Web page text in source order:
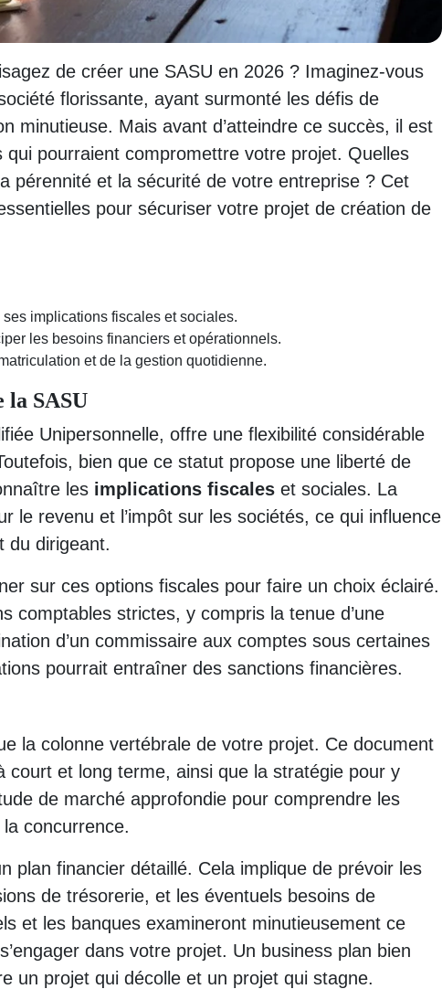
de créer une SASU en 2026 ? Imaginez-vous
florissante, ayant surmonté les défis de
minutieuse. Mais avant d’atteindre ce succès, il est
qui pourraient compromettre votre projet. Quelles
pérennité et la sécurité de votre entreprise ? Cet
pour sécuriser votre projet de création de
implications fiscales et sociales.
les besoins financiers et opérationnels.
et de la gestion quotidienne.
la SASU
Unipersonnelle, offre une flexibilité considérable
bien que ce statut propose une liberté de
les implications fiscales et sociales. La
le revenu et l’impôt sur les sociétés, ce qui influence
du dirigeant.
sur ces options fiscales pour faire un choix éclairé.
comptables strictes, y compris la tenue d’une
d’un commissaire aux comptes sous certaines
pourrait entraîner des sanctions financières.
la colonne vertébrale de votre projet. Ce document
court et long terme, ainsi que la stratégie pour y
de marché approfondie pour comprendre les
concurrence.
plan financier détaillé. Cela implique de prévoir les
de trésorerie, et les éventuels besoins de
et les banques examineront minutieusement ce
dans votre projet. Un business plan bien
un projet qui décolle et un projet qui stagne.